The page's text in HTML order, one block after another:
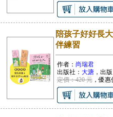
陪孩子好好長
伴練習
作者： 尚瑞君
出版社： 大溏，出
定價：420 元，優惠